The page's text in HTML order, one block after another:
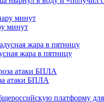
минут
жара в пятницу
атаки БПЛА